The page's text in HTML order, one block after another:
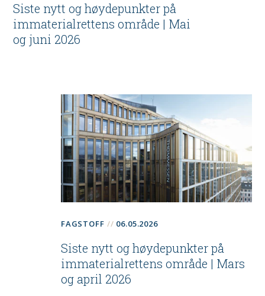
Siste nytt og høydepunkter på
immaterialrettens område | Mai
og juni 2026
FAGSTOFF 06.05.2026
Siste nytt og høydepunkter på
immaterialrettens område | Mars
og april 2026